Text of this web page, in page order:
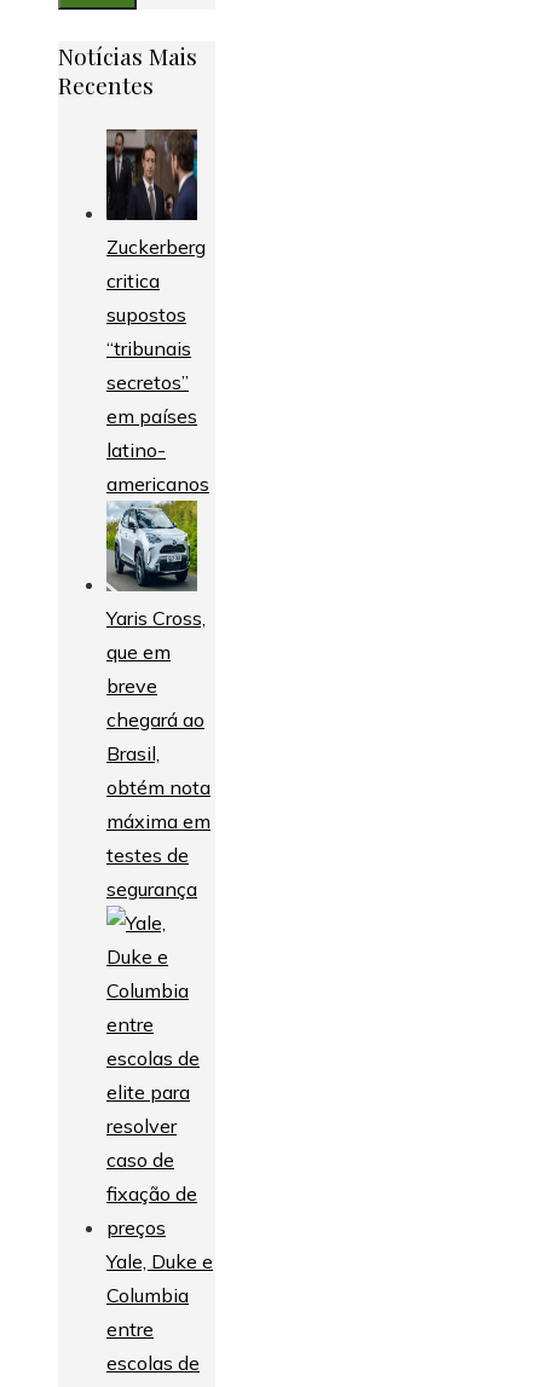
Notícias Mais
Recentes
Zuckerberg
critica
supostos
“tribunais
secretos”
em países
latino-
americanos
Yaris Cross,
que em
breve
chegará ao
Brasil,
obtém nota
máxima em
testes de
segurança
Yale, Duke e
Columbia
entre
escolas de